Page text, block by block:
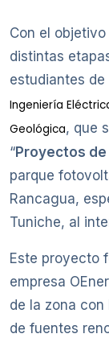
Con el
distintas
estudiantes
Ingeniería
Geológica, que
“Proyectos de
parque
Rancagua,
Tuniche, al
Este proyecto
empresa
de la zona
de fuentes